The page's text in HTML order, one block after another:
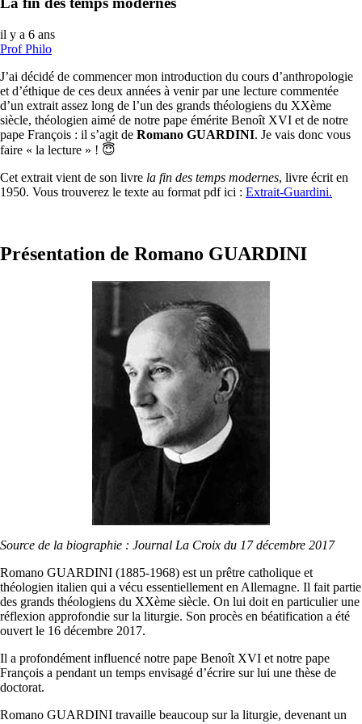
il y a 6 ans
Prof Philo
J’ai décidé de commencer mon introduction du cours d’anthropologie
et d’éthique de ces deux années à venir par une lecture commentée
d’un extrait assez long de l’un des grands théologiens du XXème
siècle, théologien aimé de notre pape émérite Benoît XVI et de notre
pape François : il s’agit de Romano GUARDINI. Je vais donc vous
faire « la lecture » ! 😇
Cet extrait vient de son livre la fin des temps modernes, livre écrit en
1950. Vous trouverez le texte au format pdf ici : Extrait-Guardini.
Présentation de Romano GUARDINI
Source de la biographie : Journal La Croix du 17 décembre 2017
Romano GUARDINI (1885-1968) est un prêtre catholique et
théologien italien qui a vécu essentiellement en Allemagne. Il fait partie
des grands théologiens du XXème siècle. On lui doit en particulier une
réflexion approfondie sur la liturgie. Son procès en béatification a été
ouvert le 16 décembre 2017.
Il a profondément influencé notre pape Benoît XVI et notre pape
François a pendant un temps envisagé d’écrire sur lui une thèse de
doctorat.
Romano GUARDINI travaille beaucoup sur la liturgie, devenant un